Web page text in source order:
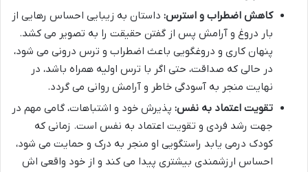
کاهش اضطراب و استرس: داستان به زیبایی احساس رهایی از
بار دروغ و آرامش پس از گفتن حقیقت را به تصویر می کشد.
پنهان کاری و دروغگویی باعث اضطراب و ترس درونی می شود،
در حالی که صداقت، حتی اگر با ترس اولیه همراه باشد، در
نهایت منجر به آسودگی خاطر و آرامش روانی می گردد.
تقویت اعتماد به نفس: پذیرش خود و اشتباهات، گامی مهم در
جهت رشد فردی و تقویت اعتماد به نفس است. زمانی که
کودک درمی یابد راستگویی او منجر به درک و حمایت می شود،
احساس ارزشمندی بیشتری پیدا می کند و از خود واقعی اش